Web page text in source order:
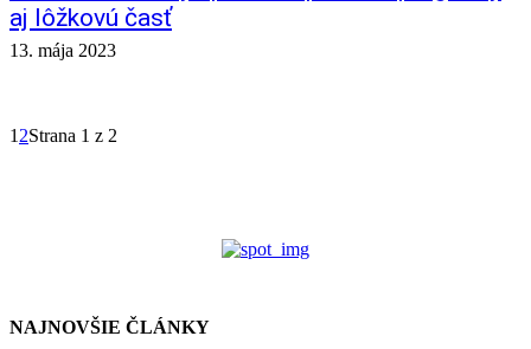
aj lôžkovú časť
13. mája 2023
1 2Strana 1 z 2
NAJNOVŠIE ČLÁNKY